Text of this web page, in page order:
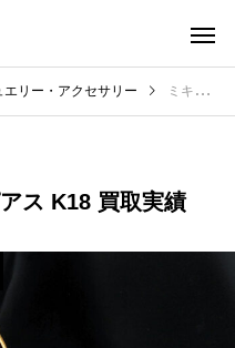
リー・アクセサリー ミキモト MIKIMOTO ピアス K18 買取実績
ス K18 買取実績